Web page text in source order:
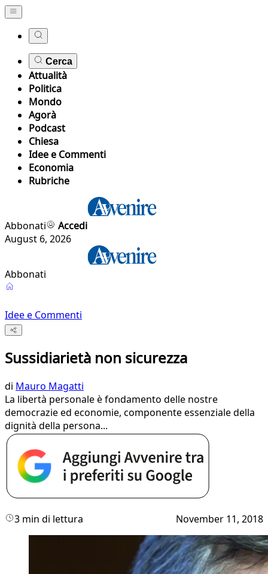
Cerca
Attualità
Politica
Mondo
Agorà
Podcast
Chiesa
Idee e Commenti
Economia
Rubriche
Abbonati
Accedi
August 6, 2026
Abbonati
Idee e Commenti
Sussidiarietà non sicurezza
di Mauro Magatti
La libertà personale è fondamento delle nostre
democrazie ed economie, componente essenziale della
dignità della persona...
3 min di lettura November 11, 2018